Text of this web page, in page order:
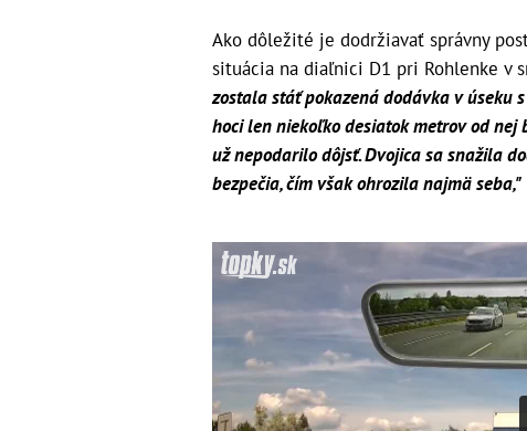
Ako dôležité je dodržiavať správny
situácia na diaľnici D1 pri Rohlenke v
zostala stáť pokazená dodávka v úseku
hoci len niekoľko desiatok metrov od nej
už nepodarilo dôjsť. Dvojica sa snažila
bezpečia, čím však ohrozila najmä seba,"